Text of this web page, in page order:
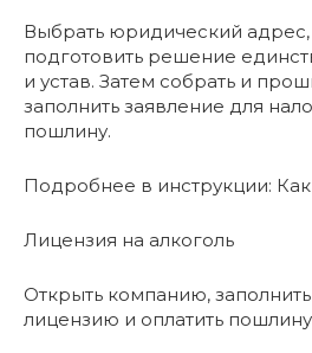
Выбрать юридический адрес,
подготовить решение
и устав. Затем собрать и
заполнить заявление для
пошлину.
Подробнее в инструкции:
Лицензия на алкоголь
Открыть компанию,
лицензию и оплатить